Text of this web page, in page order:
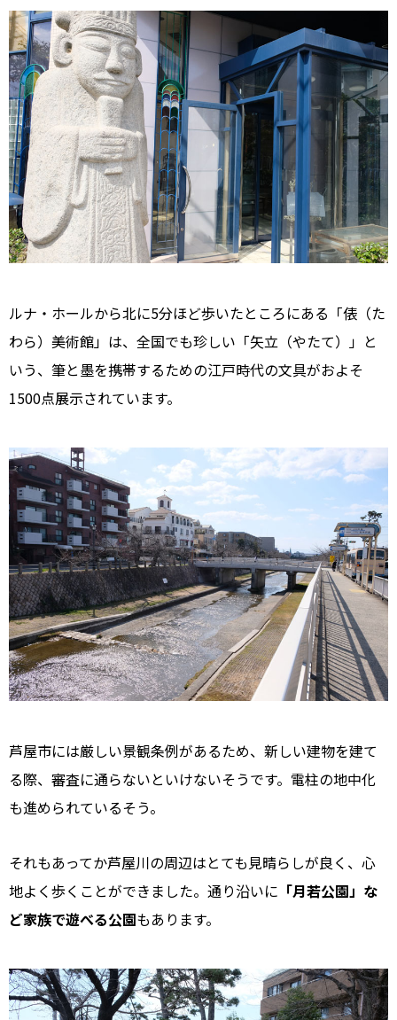
ルナ・ホールから北に5分ほど歩いたところにある「俵（た
わら）美術館」は、全国でも珍しい「矢立（やたて）」と
いう、筆と墨を携帯するための江戸時代の文具がおよそ
1500点展示されています。
芦屋市には厳しい景観条例があるため、新しい建物を建て
る際、審査に通らないといけないそうです。電柱の地中化
も進められているそう。
それもあってか芦屋川の周辺はとても見晴らしが良く、心
地よく歩くことができました。通り沿いに 「月若公園」な
ど家族で遊べる公園もあります。